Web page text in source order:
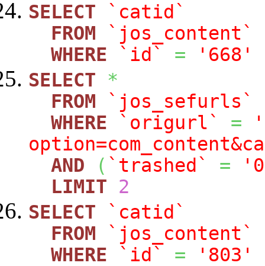
SELECT
`catid`
FROM
`jos_content`
WHERE
`id` =
'668'
SELECT
*
FROM
`jos_sefurls`
WHERE
`origurl` =
AND
( `trashed` =
LIMIT
2
SELECT
`catid`
FROM
`jos_content`
WHERE
`id` =
'803'